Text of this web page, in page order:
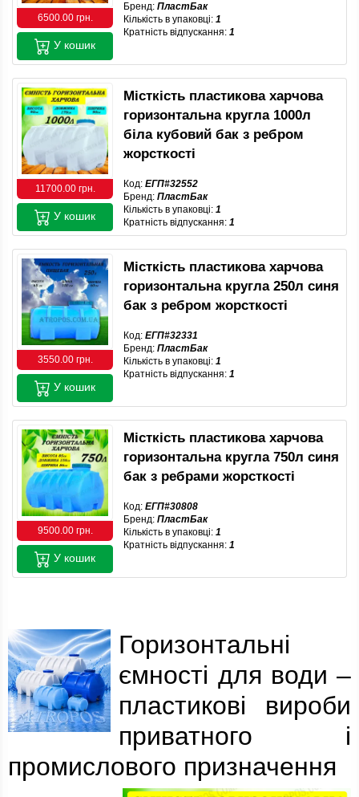
6500.00 грн.
Бренд: ПластБак
Кількість в упаковці: 1
Кратність відпускання: 1
У кошик
11700.00 грн.
Місткість пластикова харчова
горизонтальна кругла 1000л
біла кубовий бак з ребром
жорсткості
Код: ЕГП#32552
Бренд: ПластБак
Кількість в упаковці: 1
Кратність відпускання: 1
У кошик
3550.00 грн.
Місткість пластикова харчова
горизонтальна кругла 250л синя
бак з ребром жорсткості
Код: ЕГП#32331
Бренд: ПластБак
Кількість в упаковці: 1
Кратність відпускання: 1
У кошик
9500.00 грн.
Місткість пластикова харчова
горизонтальна кругла 750л синя
бак з ребрами жорсткості
Код: ЕГП#30808
Бренд: ПластБак
Кількість в упаковці: 1
Кратність відпускання: 1
У кошик
Горизонтальні
ємності для води –
пластикові вироби
приватного і
промислового призначення